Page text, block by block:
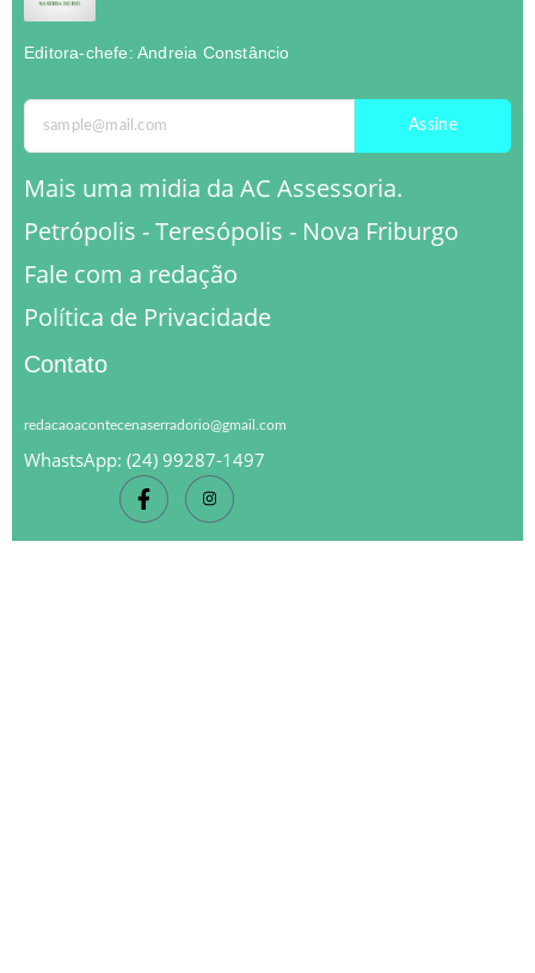
Editora-chefe: Andreia Constâncio
Assine
Mais uma midia da AC Assessoria.
Petrópolis - Teresópolis - Nova Friburgo
Fale com a redação
Política de Privacidade
Contato
redacaoacontecenaserradorio@gmail.com
WhastsApp: (24) 99287-1497